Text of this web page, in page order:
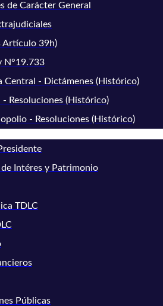
de Carácter General
Artículo 39h)
N°19.733
Central - Dictámenes (Histórico)
- Resoluciones (Histórico)
- Resoluciones (Histórico)
Intéres y Patrimonio
TDLC
Públicas